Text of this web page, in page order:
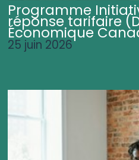
Programme
réponse tarifaire
Économique
25 juin 2026